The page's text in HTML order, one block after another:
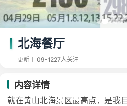
北海餐厅
更新于 09-1227人关注
内容详情
就在黄山北海景区最高点．是我